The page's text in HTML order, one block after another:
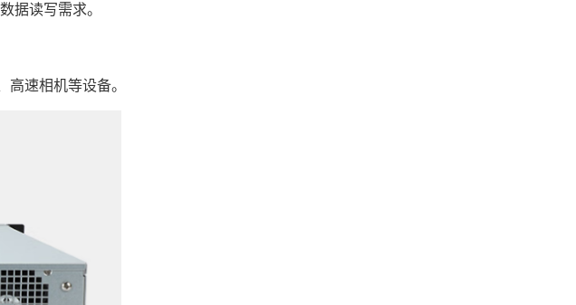
据读写需求。
速相机等设备。